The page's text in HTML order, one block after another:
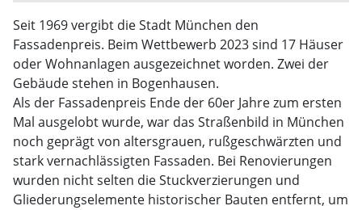
Seit 1969 vergibt die Stadt München den
Fassadenpreis. Beim Wettbewerb 2023 sind 17 Häuser
oder Wohnanlagen ausgezeichnet worden. Zwei der
Gebäude stehen in Bogenhausen.
Als der Fassadenpreis Ende der 60er Jahre zum ersten
Mal ausgelobt wurde, war das Straßenbild in München
noch geprägt von altersgrauen, rußgeschwärzten und
stark vernachlässigten Fassaden. Bei Renovierungen
wurden nicht selten die Stuckverzierungen und
Gliederungselemente historischer Bauten entfernt, um